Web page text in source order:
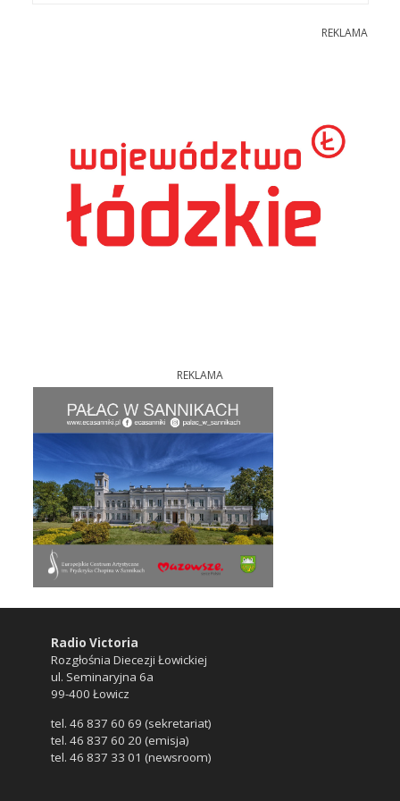
REKLAMA
REKLAMA
Radio Victoria
Rozgłośnia Diecezji Łowickiej
ul. Seminaryjna 6a
99-400 Łowicz
tel. 46 837 60 69 (sekretariat)
tel. 46 837 60 20 (emisja)
tel. 46 837 33 01 (newsroom)